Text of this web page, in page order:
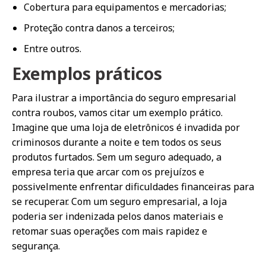
Cobertura para equipamentos e mercadorias;
Proteção contra danos a terceiros;
Entre outros.
Exemplos práticos
Para ilustrar a importância do seguro empresarial
contra roubos, vamos citar um exemplo prático.
Imagine que uma loja de eletrônicos é invadida por
criminosos durante a noite e tem todos os seus
produtos furtados. Sem um seguro adequado, a
empresa teria que arcar com os prejuízos e
possivelmente enfrentar dificuldades financeiras para
se recuperar. Com um seguro empresarial, a loja
poderia ser indenizada pelos danos materiais e
retomar suas operações com mais rapidez e
segurança.